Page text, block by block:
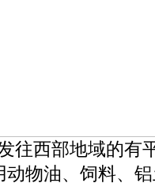
往西部地域的有
物油、饲料、